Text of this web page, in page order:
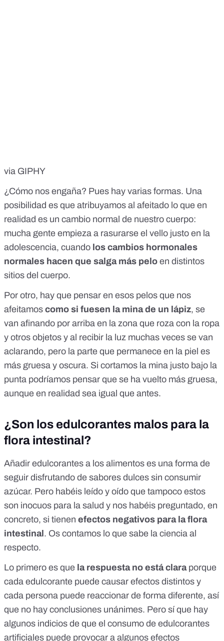
via GIPHY
¿Cómo nos engaña? Pues hay varias formas. Una
posibilidad es que atribuyamos al afeitado lo que en
realidad es un cambio normal de nuestro cuerpo:
mucha gente empieza a rasurarse el vello justo en la
adolescencia, cuando los cambios hormonales
normales hacen que salga más pelo en distintos
sitios del cuerpo.
Por otro, hay que pensar en esos pelos que nos
afeitamos como si fuesen la mina de un lápiz, se
van afinando por arriba en la zona que roza con la ropa
y otros objetos y al recibir la luz muchas veces se van
aclarando, pero la parte que permanece en la piel es
más gruesa y oscura. Si cortamos la mina justo bajo la
punta podríamos pensar que se ha vuelto más gruesa,
aunque en realidad sea igual que antes.
¿Son los edulcorantes malos para la
flora intestinal?
Añadir edulcorantes a los alimentos es una forma de
seguir disfrutando de sabores dulces sin consumir
azúcar. Pero habéis leído y oído que tampoco estos
son inocuos para la salud y nos habéis preguntado, en
concreto, si tienen efectos negativos para la flora
intestinal. Os contamos lo que sabe la ciencia al
respecto.
Lo primero es que la respuesta no está claraporque
cada edulcorante puede causar efectos distintos y
cada persona puede reaccionar de forma diferente, así
que no hay conclusiones unánimes. Pero sí que hay
algunos indicios de que el consumo de edulcorantes
artificiales puede provocar a algunos efectos